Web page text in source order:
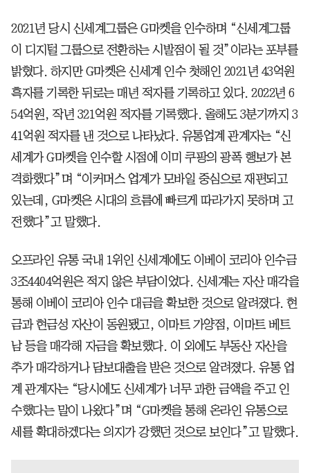
2021년 당시 신세계그룹은 G마켓을 인수하며 “신세계그룹
이 디지털 그룹으로 전환하는 시발점이 될 것”이라는 포부를
밝혔다. 하지만 G마켓은 신세계 인수 첫해인 2021년 43억원
흑자를 기록한 뒤로는 매년 적자를 기록하고 있다. 2022년 6
54억원, 작년 321억원 적자를 기록했다. 올해도 3분기까지 3
41억원 적자를 낸 것으로 나타났다. 유통업계 관계자는 “신
세계가 G마켓을 인수할 시점에 이미 쿠팡의 광폭 행보가 본
격화했다”며 “이커머스 업계가 모바일 중심으로 재편되고
있는데, G마켓은 시대의 흐름에 빠르게 따라가지 못하며 고
전했다”고 말했다.
오프라인 유통 국내 1위인 신세계에도 이베이 코리아 인수금
3조4404억원은 적지 않은 부담이었다. 신세계는 자산 매각을
통해 이베이 코리아 인수 대금을 확보한 것으로 알려졌다. 현
금과 현금성 자산이 동원됐고, 이마트 가양점, 이마트 베트
남 등을 매각해 자금을 확보했다. 이 외에도 부동산 자산을
추가 매각하거나 담보대출을 받은 것으로 알려졌다. 유통 업
계 관계자는 “당시에도 신세계가 너무 과한 금액을 주고 인
수했다는 말이 나왔다”며 “G마켓을 통해 온라인 유통으로
세를 확대하겠다는 의지가 강했던 것으로 보인다”고 말했다.